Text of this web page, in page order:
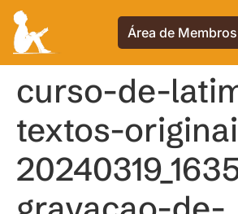
Área de Membros
curso-de-
textos-